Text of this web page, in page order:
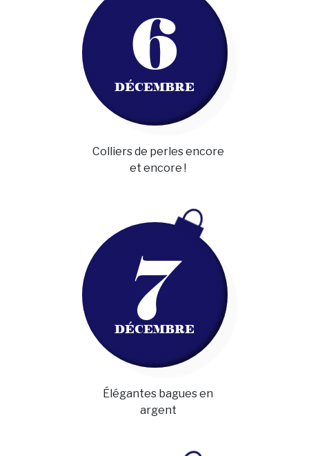
6
DÉCEMBRE
Colliers de perles encore
et encore !
7
DÉCEMBRE
Élégantes bagues en
argent